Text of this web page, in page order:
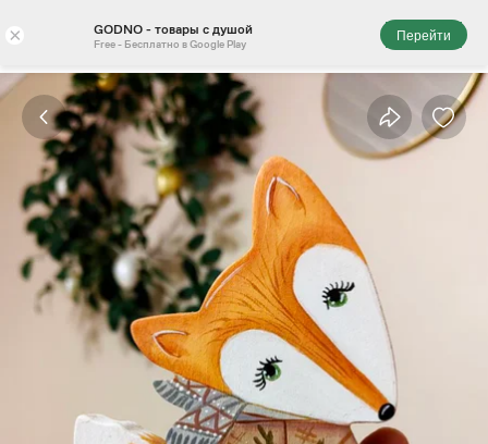
× GODNO - товары с душой
Free - Бесплатно в Google Play
Перейти